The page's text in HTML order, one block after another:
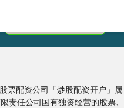
票配资公司「炒股配资开户」属
责任公司国有独资经营的股票、